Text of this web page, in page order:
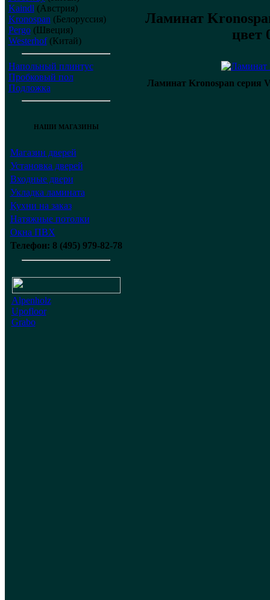
Kaindl(Австрия)
Kronospan(Белоруссия)
Pergo(Швеция)
Westerhof(Китай)
Напольный плинтус
Пробковый пол
Подложка
НАШИ МАГАЗИНЫ
Магазин дверей
Установка дверей
Входные двери
Укладка ламината
Кухни на заказ
Натяжные потолки
Окна ПВХ
Телефон: 8 (495) 979-82-78
Alpenholz
Upofloor
Grabo
Ламинат
цвет
Ламинат Kronospan серия